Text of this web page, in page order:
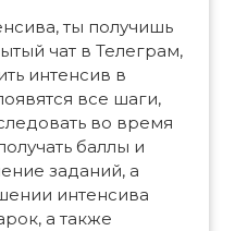
ты получишь
чат в Телеграм,
интенсив в
все шаги,
во время
баллы и
заданий, а
интенсива
а также